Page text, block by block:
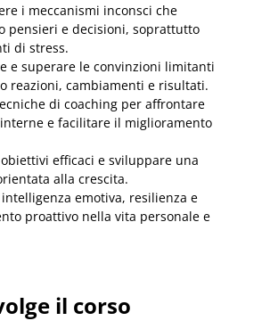
i meccanismi inconsci che
pensieri e decisioni, soprattutto
di stress.
e superare le convinzioni limitanti
reazioni, cambiamenti e risultati.
di coaching per affrontare
e facilitare il miglioramento
efficaci e sviluppare una
alla crescita.
emotiva, resilienza e
proattivo nella vita personale e
il corso